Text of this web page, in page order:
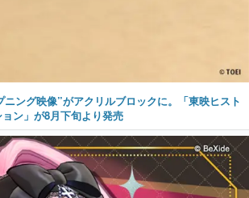
ニング映像”がアクリルブロックに。「東映ヒスト
ン」が8月下旬より発売